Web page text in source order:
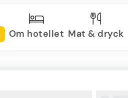
Om hotellet Mat & dryck